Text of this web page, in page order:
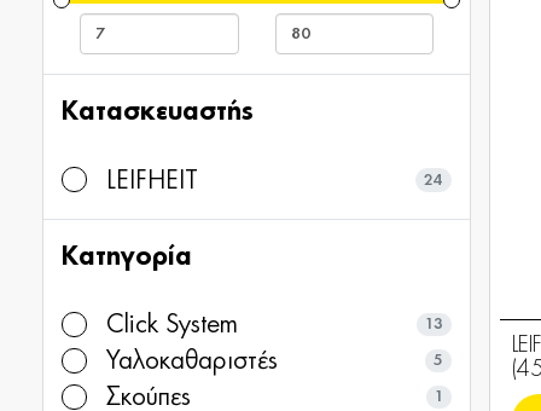
Κατασκευαστής
LEIFHEIT 24
Κατηγορία
Click System 13
Υαλοκαθαριστές 5
Σκούπες 1